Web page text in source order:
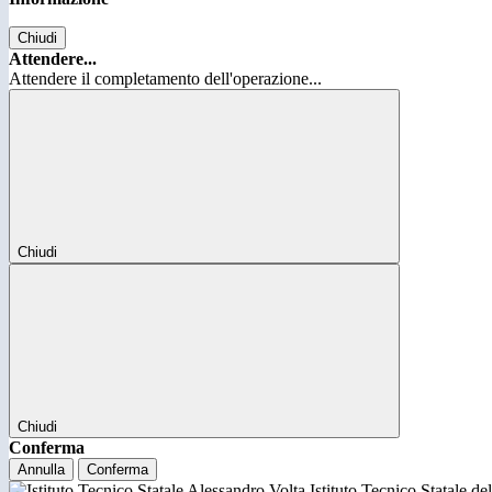
Chiudi
Attendere...
Attendere il completamento dell'operazione...
Chiudi
Chiudi
Conferma
Annulla Conferma